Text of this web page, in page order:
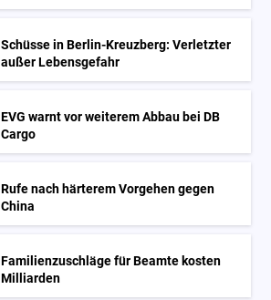
Schüsse in Berlin-Kreuzberg: Verletzter
außer Lebensgefahr
EVG warnt vor weiterem Abbau bei DB
Cargo
Rufe nach härterem Vorgehen gegen
China
Familienzuschläge für Beamte kosten
Milliarden